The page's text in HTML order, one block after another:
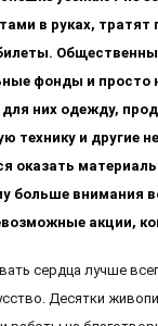
в руках, тратят
фонды и
них одежду,
технику и другие
оказать
больше внимания
акции,
сердца лучше
Десятки